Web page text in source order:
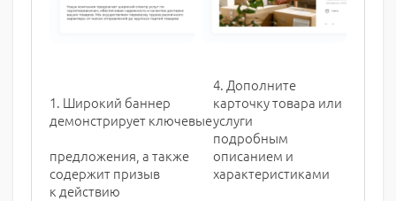
1. Широкий баннер
демонстрирует ключевые
предложения, а также
содержит призыв
к действию
4. Дополните
карточку товара или
услуги
подробным
описанием и
характеристиками